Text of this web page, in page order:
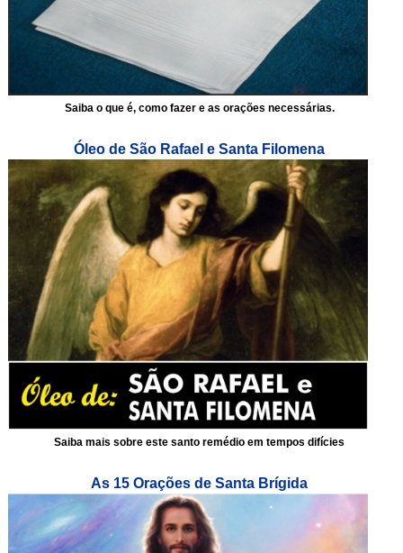
Saiba o que é, como fazer e as orações necessárias.
Óleo de São Rafael e Santa Filomena
Saiba mais sobre este santo remédio em tempos difícies
As 15 Orações de Santa Brígida